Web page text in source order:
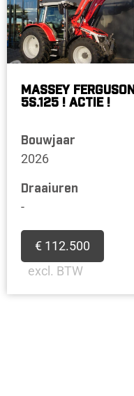
MASSEY FERGUSON
5S.125 ! ACTIE !
Bouwjaar
2026
Draaiuren
-
€ 112.500
excl. BTW